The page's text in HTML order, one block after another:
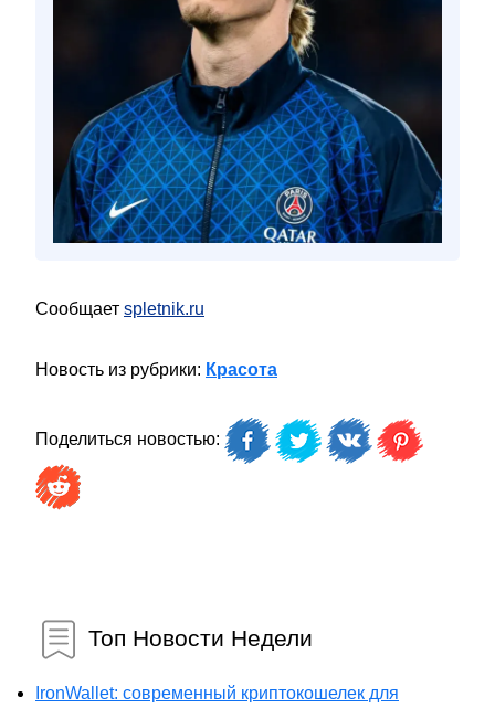
Сообщает spletnik.ru
Новость из рубрики: Красота
Поделиться новостью:
Топ Новости Недели
IronWallet: современный криптокошелек для